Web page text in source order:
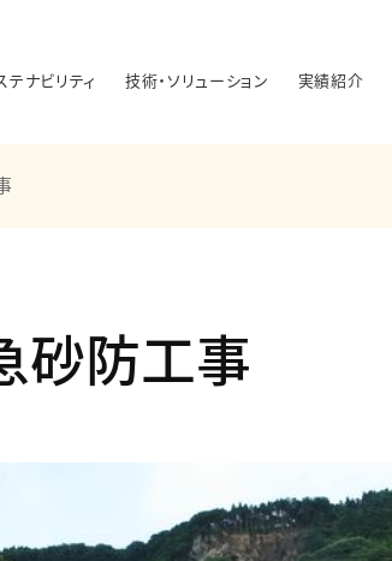
テナビリティ 技術・ソリューション 実績紹介
砂防工事